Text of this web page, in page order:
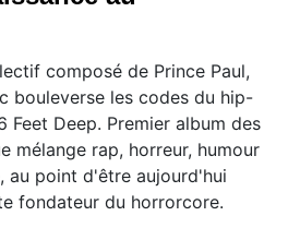
composé de Prince Paul,
bouleverse les codes du hip-
Feet Deep. Premier album des
mélange rap, horreur, humour
au point d'être aujourd'hui
fondateur du horrorcore.